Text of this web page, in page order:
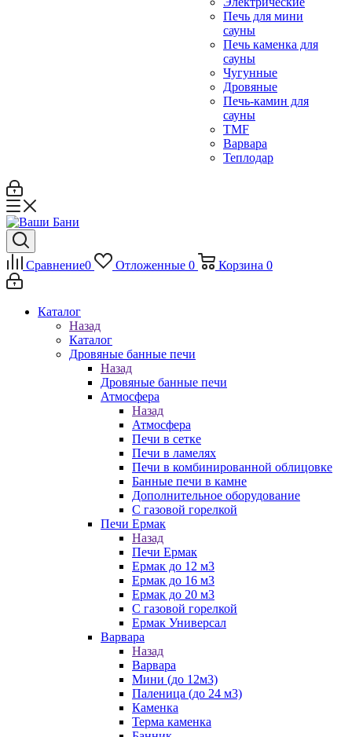
Печь для мини
сауны
Печь каменка для
сауны
Чугунные
Дровяные
Печь-камин для
сауны
TMF
Варвара
Теплодар
Сравнение0 Отложенные 0 Корзина 0
Каталог
Назад
Каталог
Дровяные банные печи
Назад
Дровяные банные печи
Атмосфера
Назад
Атмосфера
Печи в сетке
Печи в ламелях
Печи в комбинированной облицовке
Банные печи в камне
Дополнительное оборудование
С газовой горелкой
Печи Ермак
Назад
Печи Ермак
Ермак до 12 м3
Ермак до 16 м3
Ермак до 20 м3
С газовой горелкой
Ермак Универсал
Варвара
Назад
Варвара
Мини (до 12м3)
Паленица (до 24 м3)
Каменка
Терма каменка